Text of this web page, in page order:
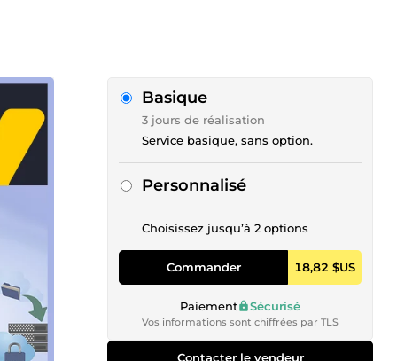
Basique
3 jours de réalisation
Service basique, sans option.
Personnalisé
Choisissez jusqu’à 2 options
Commander 18,82 $US
Paiement Sécurisé
Vos informations sont chiffrées par TLS
Contacter le vendeur